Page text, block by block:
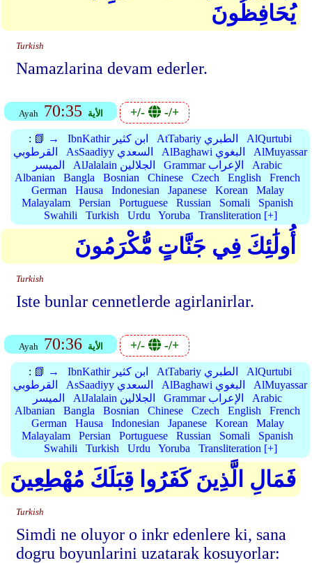
يُحَافِظُونَ
Turkish
Namazlarina devam ederler.
Ayah 70:35 الأية +/- -/+
: 📗 → IbnKathir ابن كثير AtTabariy الطبري
AlQurtubi
القرطوبي
AsSaadiyy السعدي AlBaghawi البغوي
AlMuyassar
الميسر
AlJalalain الجلالين Grammar الإعراب
Arabic
Albanian
Bangla Bosnian Chinese Czech English
French
German
Hausa Indonesian Japanese Korean
Malay
Malayalam
Persian Portuguese Russian Somali
Spanish
Swahili
Turkish Urdu Yoruba Transliteration [+]
أُولَٰئِكَ فِي جَنَّاتٍ مُّكْرَمُونَ
Turkish
Iste bunlar cennetlerde agirlanirlar.
Ayah 70:36 الأية +/- -/+
: 📗 → IbnKathir ابن كثير AtTabariy الطبري
AlQurtubi
القرطوبي
AsSaadiyy السعدي AlBaghawi البغوي
AlMuyassar
الميسر
AlJalalain الجلالين Grammar الإعراب
Arabic
Albanian
Bangla Bosnian Chinese Czech English
French
German
Hausa Indonesian Japanese Korean
Malay
Malayalam
Persian Portuguese Russian Somali
Spanish
Swahili
Turkish Urdu Yoruba Transliteration [+]
فَمَالِ الَّذِينَ كَفَرُوا قِبَلَكَ مُهْطِعِينَ
Turkish
Simdi ne oluyor o inkr edenlere ki, sana
dogru boyunlarini uzatarak kosuyorlar: